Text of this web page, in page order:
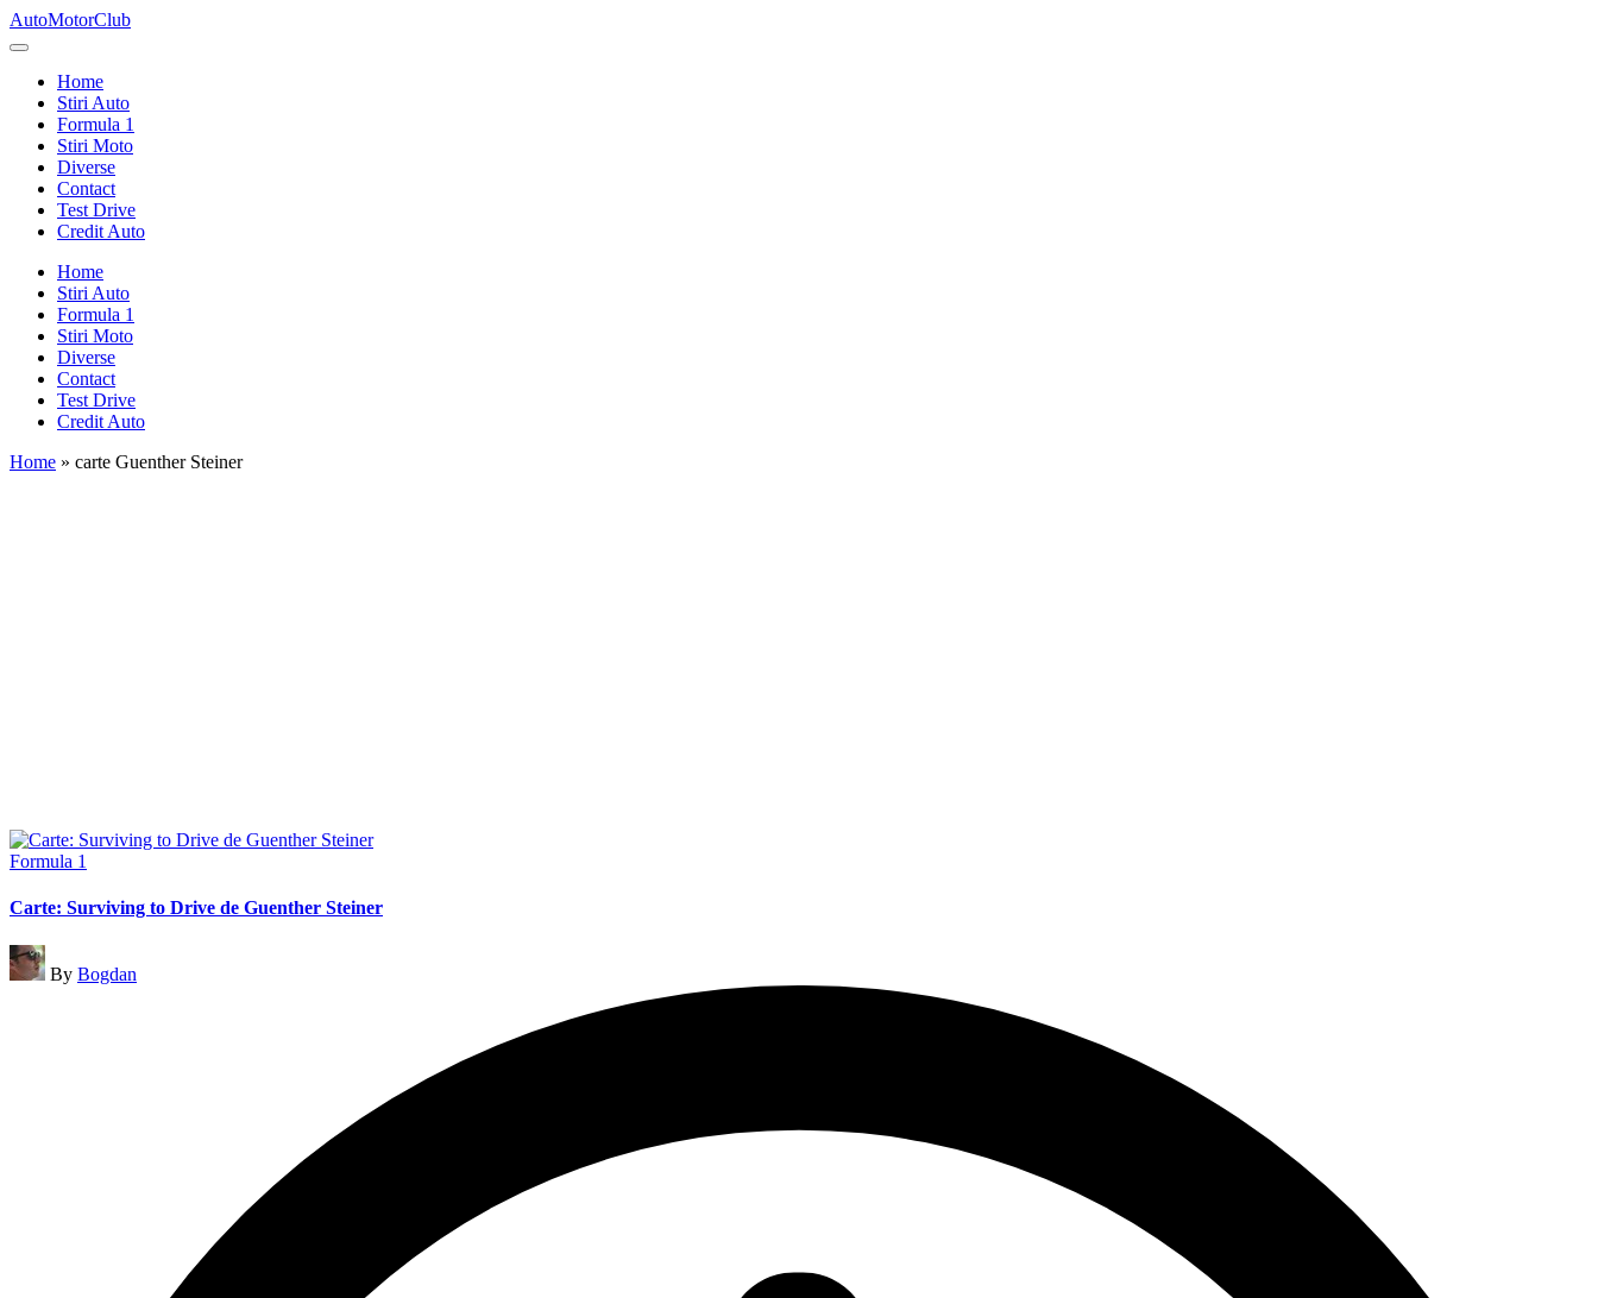
Skip
to
AutoMotorClub
Totul
masini
pasionatii
masini
Home
Stiri Auto
Formula 1
Stiri Moto
Diverse
Contact
Test Drive
Credit Auto
Home
Stiri Auto
Formula 1
Stiri Moto
Diverse
Contact
Test Drive
Credit Auto
Home » carte Guenther Steiner
Posted
Formula 1
Carte: Surviving to Drive de Guenther Steiner
Posted
by
By Bogdan